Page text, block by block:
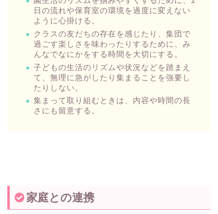
日の流れや保育室の環境を過度に変えない
ように心掛ける。
クラスの友だちの存在を感じたり、集団で
過ごす楽しさを味わったりするために、み
んなでなにかをする時間を大切にする。
子どもの生活のリズムや状況などを踏まえ
て、無理に急がしたり集まることを強要し
たりしない。
集まって取り組むときは、内容や時間の長
さにも留意する。
家庭との連携